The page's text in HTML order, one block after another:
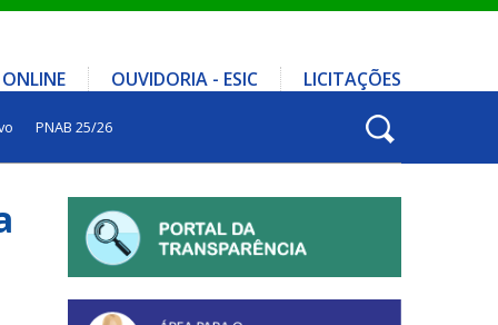
OUVIDORIA - ESIC LICITAÇÕES
PNAB 25/26